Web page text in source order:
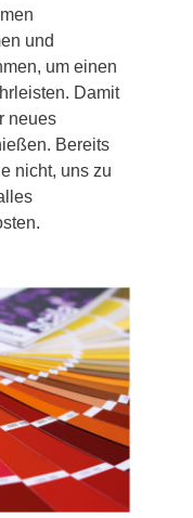
und
um einen
Damit
neues
Bereits
nicht, uns zu